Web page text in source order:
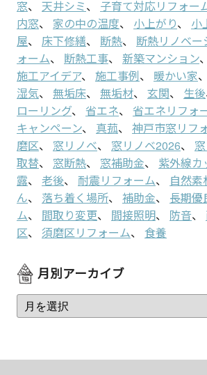
窓、 天井シミ、 子育て対応リフォー
内窓、 家の中の温度、 小上がり、 小
屋、 床下修繕、 断熱、 断熱リノベー
ォーム、 断熱工事、 新築マンション、
施工アイデア、 施工事例、 暖かい家、
湿気、 無垢床、 無垢材、 玄関、 生後
ローリング、 省エネ、 省エネリフォ
キャンペーン、 真菰、 神戸市窓リフ
磨区、 窓リノベ、 窓リノベ2026、
取替、 窓断熱、 窓補助金、 紫外線カ
露、 老後、 耐震リフォーム、 自然素
ん、 落ち着く場所、 補助金、
長期優
ム、 間取り変更、 間接照明、 防音、
区、 須磨区リフォーム、 食養
月別アーカイブ